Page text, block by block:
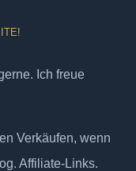
Ich freue
Verkäufen, wenn
Affiliate-Links.